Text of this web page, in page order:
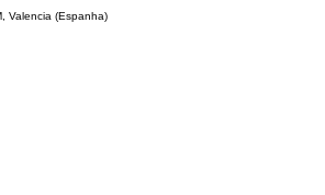
Valencia (Espanha)